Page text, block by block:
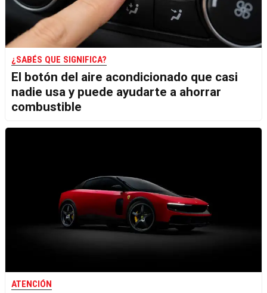
¿SABÉS QUE SIGNIFICA?
El botón del aire acondicionado que casi
nadie usa y puede ayudarte a ahorrar
combustible
ATENCIÓN